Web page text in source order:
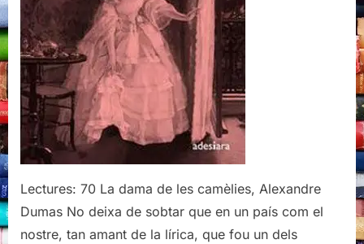
Lectures: 70 La dama de les camèlies, Alexandre
Dumas No deixa de sobtar que en un país com el
nostre, tan amant de la lírica, que fou un dels